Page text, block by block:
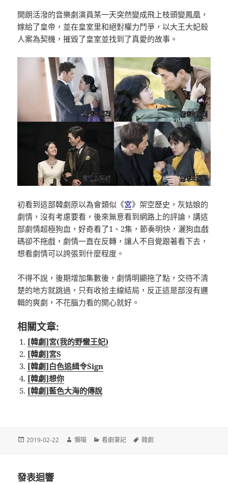
開朗活潑的音樂劇演員某一天突然變成飛上枝頭變鳳凰，
嫁給了皇帝，並在皇室里和絕對權力鬥爭，以大王大妃殺
人案為契機，摧毀了皇室並找到了真愛的故事。
初看到這部韓劇原以為會類似《宮》架空歷史，灰姑娘的
劇情，沒有考慮要看，後來無意看到網路上的評論，講這
部劇情超極狗血，好奇看了1、2集，節奏明快，灑狗血戲
碼卻不拖戲，劇情一直在反轉，讓人不自覺跟著看下去，
想看劇情可以誇張到什麼程度。
不得不說，後期增加集數後，劇情明顯拖了點，交待不清
楚的地方就跳過，只有收拾主線結局，反正這是部沒有邏
輯的爽劇，不花腦力看的開心就好。
相關文章:
[韓劇]宮(我的野蠻王妃)
[韓劇]宮S
[韓劇]白色追緝令Sign
[韓劇]想你
[韓劇]藍色大海的傳說
發
2019-02-22
作
懶喵
分
看劇筆記
標
韓劇
發表迴響